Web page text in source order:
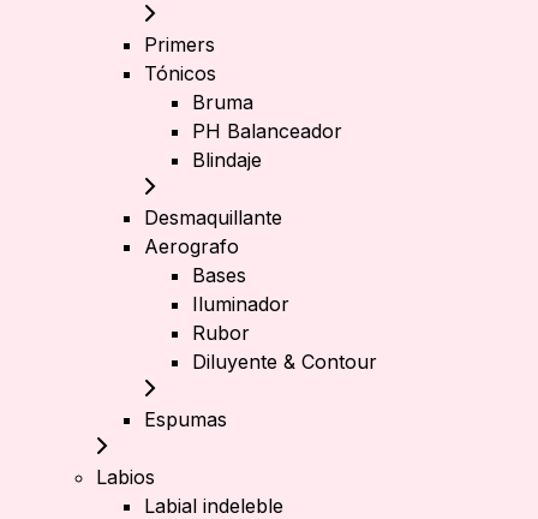
Primers
Tónicos
Bruma
PH Balanceador
Blindaje
Desmaquillante
Aerografo
Bases
Iluminador
Rubor
Diluyente & Contour
Espumas
Labios
Labial indeleble